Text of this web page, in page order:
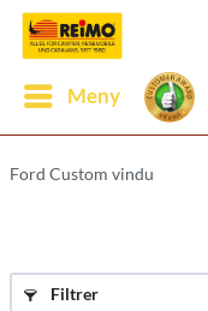
Meny
Ford Custom vindu
Filtrer